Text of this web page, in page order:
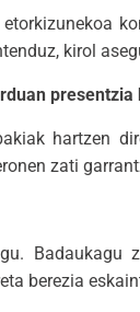
kirol
presentzia
hartzen
zati
berezia